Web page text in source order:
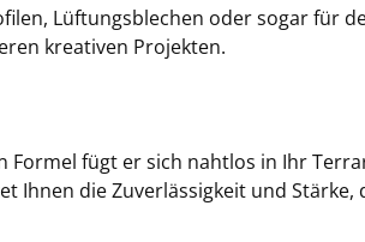
Lüftungsblechen oder sogar für
kreativen Projekten.
Formel fügt er sich nahtlos in Ihr
Ihnen die Zuverlässigkeit und Stärke,